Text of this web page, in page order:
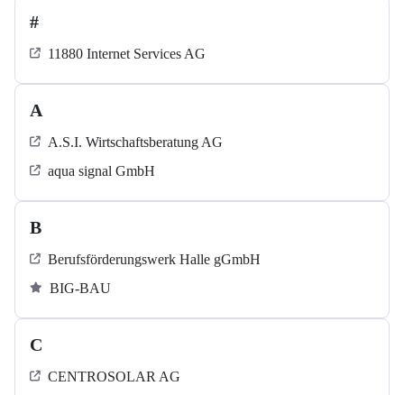
#
11880 Internet Services AG
A
A.S.I. Wirtschaftsberatung AG
aqua signal GmbH
B
Berufsförderungswerk Halle gGmbH
BIG-BAU
C
CENTROSOLAR AG